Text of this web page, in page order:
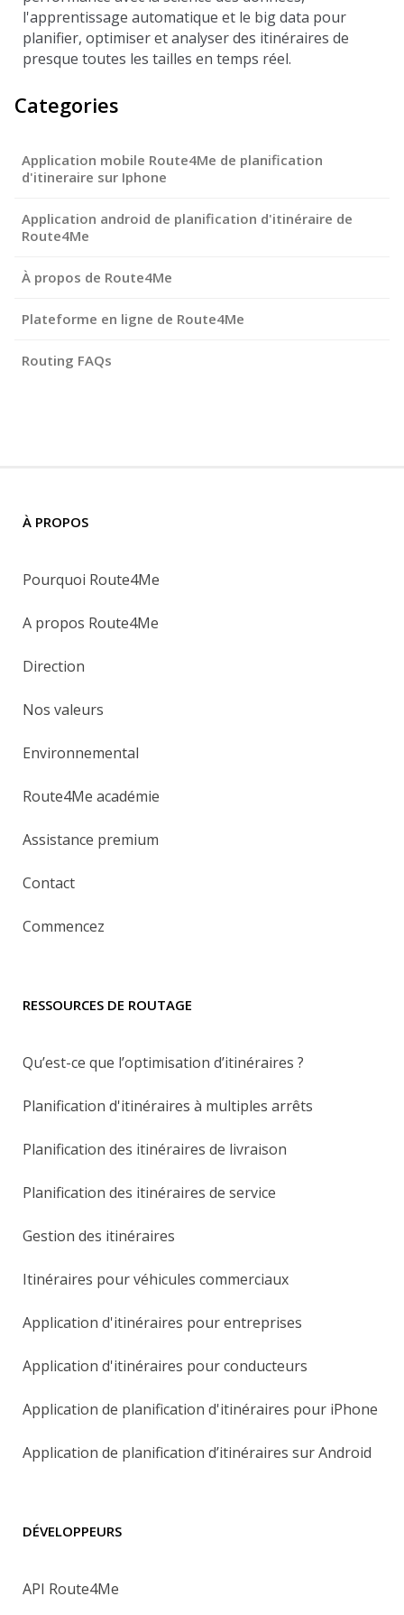
l'apprentissage automatique et le big data pour
planifier, optimiser et analyser des itinéraires de
presque toutes les tailles en temps réel.
Categories
Application mobile Route4Me de planification
d'itineraire sur Iphone
Application android de planification d'itinéraire de
Route4Me
À propos de Route4Me
Plateforme en ligne de Route4Me
Routing FAQs
À PROPOS
Pourquoi Route4Me
A propos Route4Me
Direction
Nos valeurs
Environnemental
Route4Me académie
Assistance premium
Contact
Commencez
RESSOURCES DE ROUTAGE
Qu’est-ce que l’optimisation d’itinéraires ?
Planification d'itinéraires à multiples arrêts
Planification des itinéraires de livraison
Planification des itinéraires de service
Gestion des itinéraires
Itinéraires pour véhicules commerciaux
Application d'itinéraires pour entreprises
Application d'itinéraires pour conducteurs
Application de planification d'itinéraires pour iPhone
Application de planification d’itinéraires sur Android
DÉVELOPPEURS
API Route4Me